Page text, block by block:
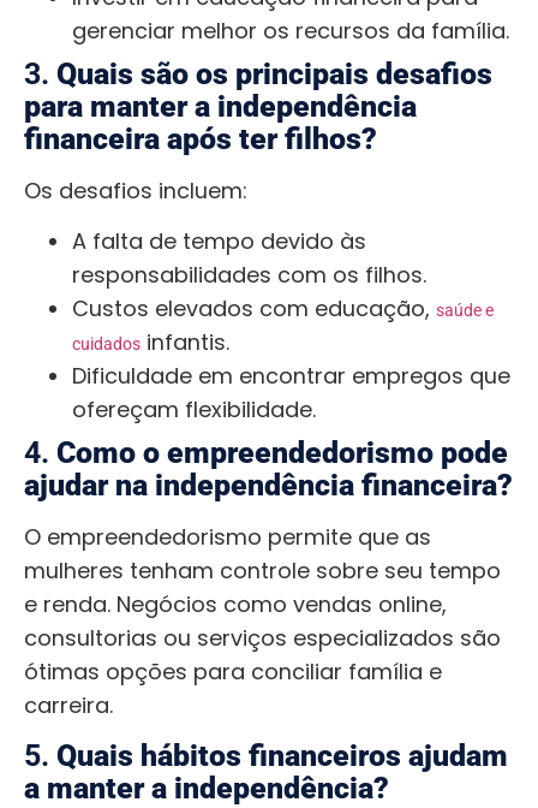
gerenciar melhor os recursos da família.
3. Quais são os principais desafios
para manter a independência
financeira após ter filhos?
Os desafios incluem:
A falta de tempo devido às
responsabilidades com os filhos.
Custos elevados com educação, saúde e
cuidados infantis.
Dificuldade em encontrar empregos que
ofereçam flexibilidade.
4. Como o empreendedorismo pode
ajudar na independência financeira?
O empreendedorismo permite que as
mulheres tenham controle sobre seu tempo
e renda. Negócios como vendas online,
consultorias ou serviços especializados são
ótimas opções para conciliar família e
carreira.
5. Quais hábitos financeiros ajudam
a manter a independência?